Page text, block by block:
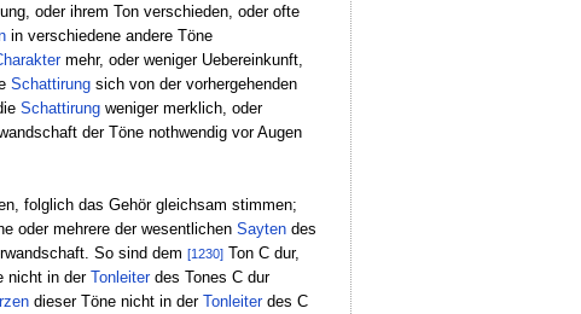
oder ihrem Ton verschieden, oder ofte
in verschiedene andere Töne
mehr, oder weniger Uebereinkunft,
Schattirungsich von der vorhergehenden
Schattirungweniger merklich, oder
der Töne nothwendig vor Augen
folglich das Gehör gleichsam stimmen;
oder mehrere der wesentlichen Saytendes
So sind dem [1230]Ton C dur,
nicht in derTonleiterdes Tones C dur
dieser Töne nicht in der Tonleiterdes C